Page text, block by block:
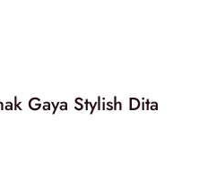
Gaya Stylish Dita